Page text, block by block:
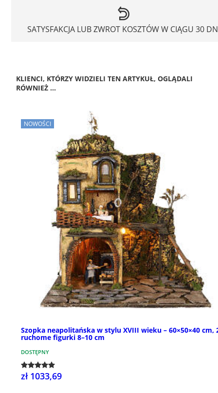
SATYSFAKCJA LUB ZWROT KOSZTÓW W CIĄGU 30
KLIENCI, KTÓRZY WIDZIELI TEN ARTYKUŁ, OGLĄDALI
RÓWNIEŻ ...
NOWOŚCI
Szopka neapolitańska w stylu XVIII wieku – 60×50×40 cm,
ruchome figurki 8–10 cm
DOSTĘPNY
zł 1033,69